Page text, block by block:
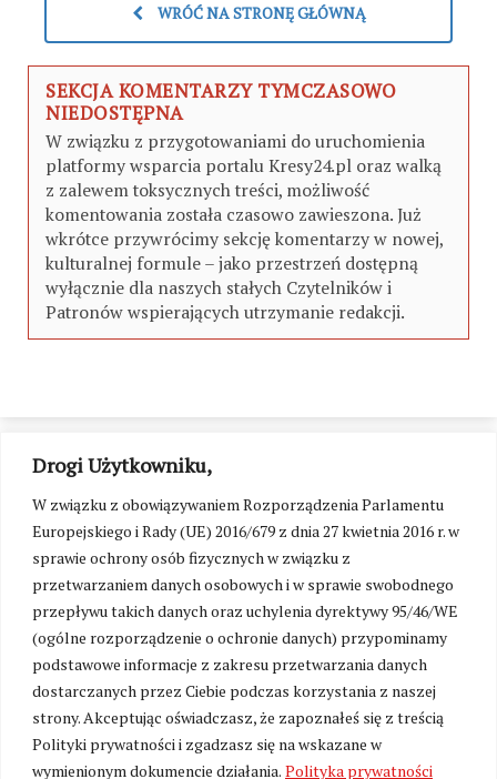
Drogi Użytkowniku,
W związku z obowiązywaniem Rozporządzenia Parlamentu
Europejskiego i Rady (UE) 2016/679 z dnia 27 kwietnia 2016 r. w
sprawie ochrony osób fizycznych w związku z
przetwarzaniem danych osobowych i w sprawie swobodnego
przepływu takich danych oraz uchylenia dyrektywy 95/46/WE
(ogólne rozporządzenie o ochronie danych) przypominamy
podstawowe informacje z zakresu przetwarzania danych
dostarczanych przez Ciebie podczas korzystania z naszej
strony. Akceptując oświadczasz, że zapoznałeś się z treścią
Polityki prywatności i zgadzasz się na wskazane w
wymienionym dokumencie działania. Polityka prywatności
WRÓĆ NA STRONĘ GŁÓWNĄ
SEKCJA KOMENTARZY TYMCZASOWO
NIEDOSTĘPNA
W związku z przygotowaniami do uruchomienia
platformy wsparcia portalu Kresy24.pl oraz walką
z zalewem toksycznych treści, możliwość
komentowania została czasowo zawieszona. Już
wkrótce przywrócimy sekcję komentarzy w nowej,
kulturalnej formule – jako przestrzeń dostępną
wyłącznie dla naszych stałych Czytelników i
Patronów wspierających utrzymanie redakcji.
Zmień ustawienia cookies